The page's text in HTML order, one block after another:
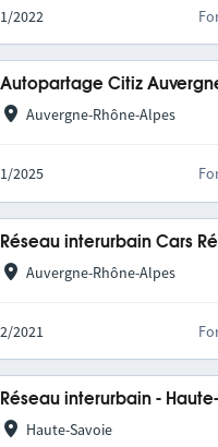
2022
Autopartage Citiz
Auvergne-Rhône-Alpes
2025
Réseau interurbain Cars
Auvergne-Rhône-Alpes
2021
Réseau interurbain -
Haute-Savoie